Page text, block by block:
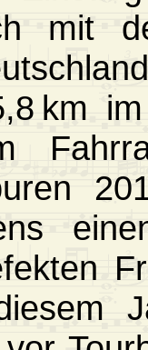
mit
km